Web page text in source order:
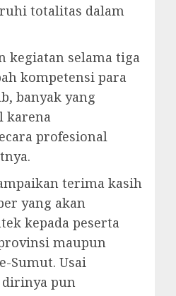
totalitas dalam
kegiatan selama tiga
kompetensi para
banyak yang
karena
profesional
terima kasih
yang akan
kepada peserta
maupun
Sumut. Usai
pun